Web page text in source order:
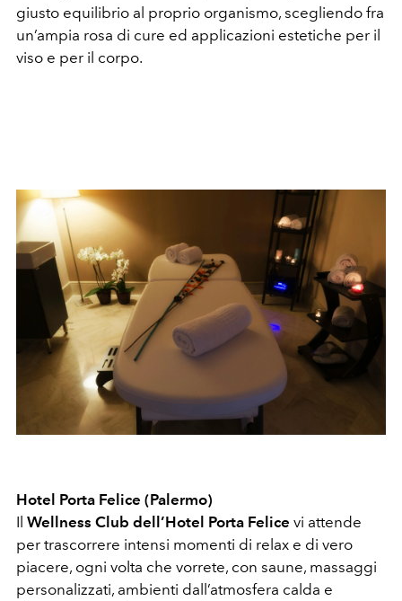
giusto equilibrio al proprio organismo, scegliendo fra
un’ampia rosa di cure ed applicazioni estetiche per il
viso e per il corpo.
Hotel Porta Felice (Palermo)
Il Wellness Club dell’Hotel Porta Felice vi attende
per trascorrere intensi momenti di relax e di vero
piacere, ogni volta che vorrete, con saune, massaggi
personalizzati, ambienti dall’atmosfera calda e